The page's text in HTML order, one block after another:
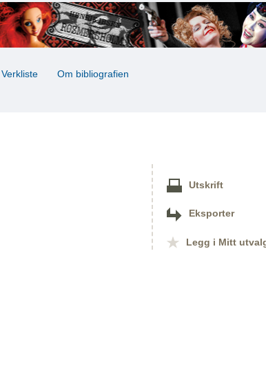
Verkliste Om bibliografien
Utskrift
Eksporter
Legg i Mitt